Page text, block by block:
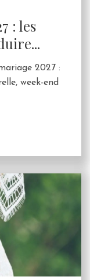
: les
2027 :
week-end